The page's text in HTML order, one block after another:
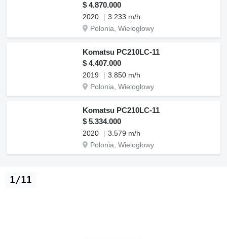
$ 4.870.000
2020
3.233 m/h
Polonia, Wielogłowy
Komatsu PC210LC-11
$ 4.407.000
2019
3.850 m/h
Polonia, Wielogłowy
Komatsu PC210LC-11
$ 5.334.000
2020
3.579 m/h
Polonia, Wielogłowy
1/11